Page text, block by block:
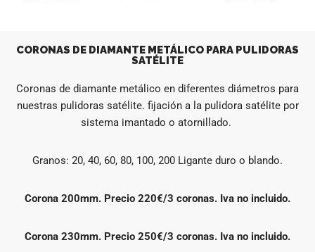
CORONAS DE DIAMANTE METÁLICO PARA PULIDORAS
SATÉLITE
Coronas de diamante metálico en diferentes diámetros para
nuestras pulidoras satélite. fijación a la pulidora satélite por
sistema imantado o atornillado.
Granos: 20, 40, 60, 80, 100, 200 Ligante duro o blando.
Corona 200mm. Precio 220€/3 coronas. Iva no incluido.
Corona 230mm. Precio 250€/3 coronas. Iva no incluido.